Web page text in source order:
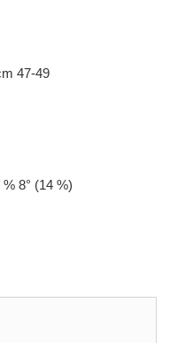
47-49
% 8° (14 %)